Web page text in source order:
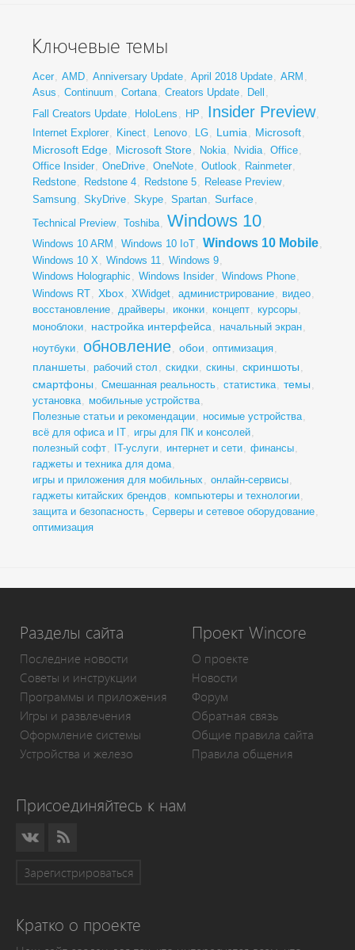
Ключевые темы
Acer, AMD, Anniversary Update, April 2018 Update, ARM ,
Asus , Continuum , Cortana, Creators Update, Dell ,
Fall Creators Update, HoloLens , HP , Insider Preview,
Internet Explorer, Kinect, Lenovo, LG, Lumia, Microsoft,
Microsoft Edge, Microsoft Store, Nokia, Nvidia, Office,
Office Insider, OneDrive, OneNote, Outlook, Rainmeter,
Redstone, Redstone 4, Redstone 5, Release Preview,
Samsung, SkyDrive, Skype, Spartan, Surface,
Technical Preview, Toshiba, Windows 10,
Windows 10 ARM , Windows 10 IoT, Windows 10 Mobile,
Windows 10 X, Windows 11, Windows 9,
Windows Holographic , Windows Insider, Windows Phone,
Windows RT, Xbox, XWidget, администрирование, видео,
восстановление, драйверы, иконки, концепт, курсоры,
моноблоки, настройка интерфейса, начальный экран,
ноутбуки, обновление, обои , оптимизация,
планшеты , рабочий стол , скидки, скины, скриншоты ,
смартфоны , Смешанная реальность, статистика, темы ,
установка, мобильные устройства,
Полезные статьи и рекомендации, носимые устройства,
всё для офиса и IT, игры для ПК и консолей,
полезный софт, IT-услуги, интернет и сети, финансы,
гаджеты и техника для дома,
игры и приложения для мобильных , онлайн-сервисы,
гаджеты китайских брендов, компьютеры и технологии,
защита и безопасность, Серверы и сетевое оборудование,
оптимизация
Разделы сайта
Последние новости
Советы и инструкции
Программы и приложения
Игры и развлечения
Оформление системы
Устройства и железо
Проект Wincore
О проекте
Новости
Форум
Обратная связь
Общие правила сайта
Правила общения
Присоединяйтесь к нам
Зарегистрироваться
Кратко о проекте